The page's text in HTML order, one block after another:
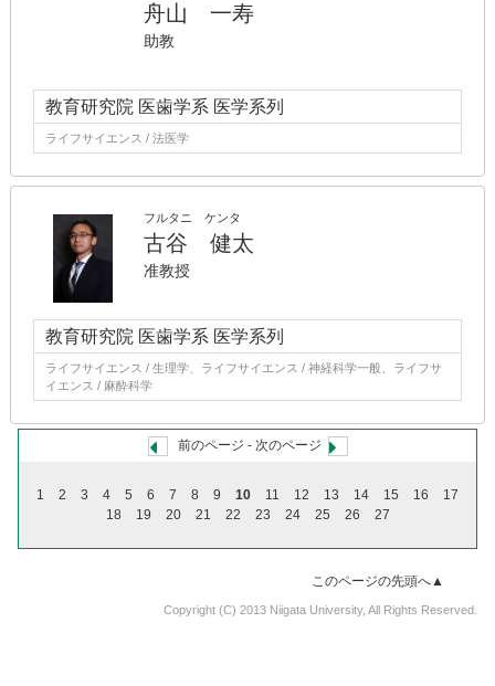
舟山 一寿
助教
教育研究院 医歯学系 医学系列
ライフサイエンス / 法医学
フルタニ ケンタ
古谷 健太
准教授
教育研究院 医歯学系 医学系列
ライフサイエンス / 生理学、ライフサイエンス / 神経科学一般、ライフサ
イエンス / 麻酔科学
前のページ - 次のページ
1 2 3 4 5 6 7 8 9 10 11 12 13 14 15 16
17
18
19 20 21 22 23 24 25 26 27
このページの先頭へ▲
Copyright (C) 2013 Niigata University, All Rights Reserved.